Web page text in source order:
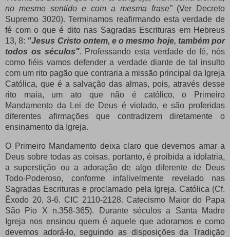
no mesmo sentido e com a mesma frase” (Ver Decreto
Supremo 3020).Terminamos reafirmando esta verdade de
fé com o que é dito nas Sagradas Escrituras em Hebreus
13, 8: "Jesus Cristo ontem, e o mesmo hoje, também por
todos os séculos". Professando esta verdade de fé, nós
como fiéis vamos defender a verdade diante de tal insulto
com um rito pagão que contraria a missão principal da Igreja
Católica, que é a salvação das almas, pois, através desse
rito maia, um ato que não é católico, o Primeiro
Mandamento da Lei de Deus é violado, e são proferidas
diferentes afirmações que contradizem diretamente o
ensinamento da Igreja.
O Primeiro Mandamento deixa claro que devemos amar a
Deus sobre todas as coisas, portanto, é proibida a idolatria,
a superstição ou a adoração de algo diferente de Deus
Todo-Poderoso, conforme infalivelmente revelado nas
Sagradas Escrituras e proclamado pela Igreja. Católica (Cf.
Êxodo 20, 3-6. CIC 2110-2128. Catecismo Maior do Papa
São Pio X n.358-365).
Durante séculos a Santa Madre
Igreja nos ensinou quem é aquele que adoramos e como
devemos adorá-lo, seguindo as disposições da Tradição